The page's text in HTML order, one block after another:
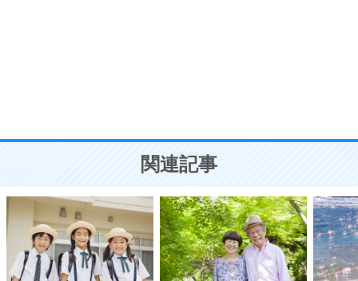
ことが大切。
関連記事